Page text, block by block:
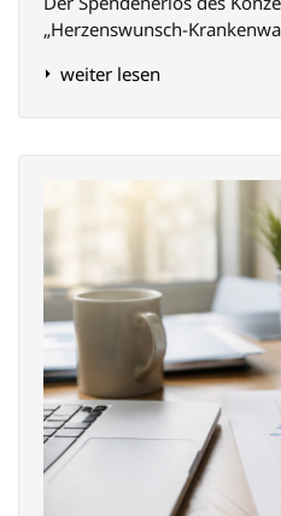
„Herzenswunsch-
weiter lesen